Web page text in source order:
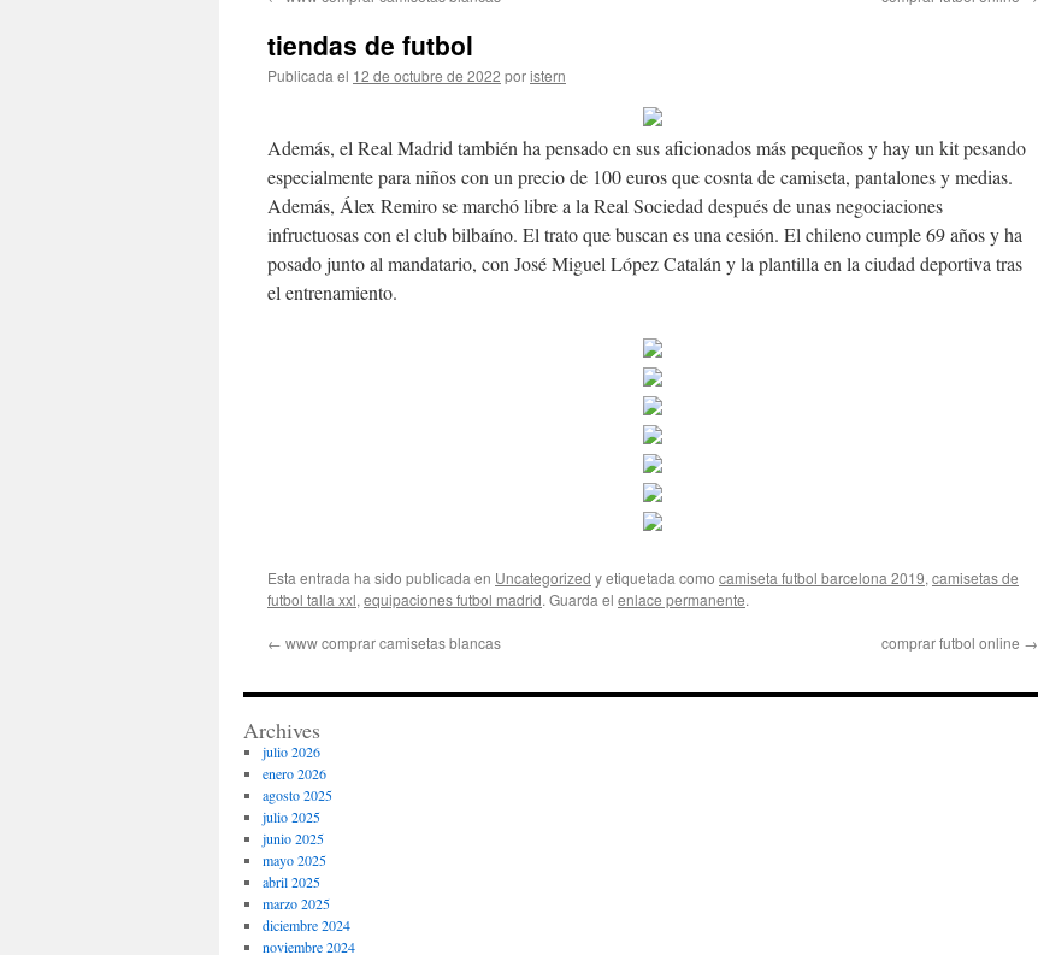
contenido
tiendas de futbol
Publicada el 12 de octubre de 2022 poristern
Además, el Real Madrid también ha pensado en sus aficionados más pequeños y hay un kit pesando
especialmente para niños con un precio de 100 euros que cosnta de camiseta, pantalones y medias.
Además, Álex Remiro se marchó libre a la Real Sociedad después de unas negociaciones
infructuosas con el club bilbaíno. El trato que buscan es una cesión. El chileno cumple 69 años y ha
posado junto al mandatario, con José Miguel López Catalán y la plantilla en la ciudad deportiva tras
el entrenamiento.
Esta entrada ha sido publicada en Uncategorized y etiquetada como camiseta futbol barcelona 2019, camisetas de
futbol talla xxl, equipaciones futbol madrid. Guarda el enlace permanente.
← www comprar camisetas blancas comprar futbol online →
Archives
julio 2026
enero 2026
agosto 2025
julio 2025
junio 2025
mayo 2025
abril 2025
marzo 2025
diciembre 2024
noviembre 2024